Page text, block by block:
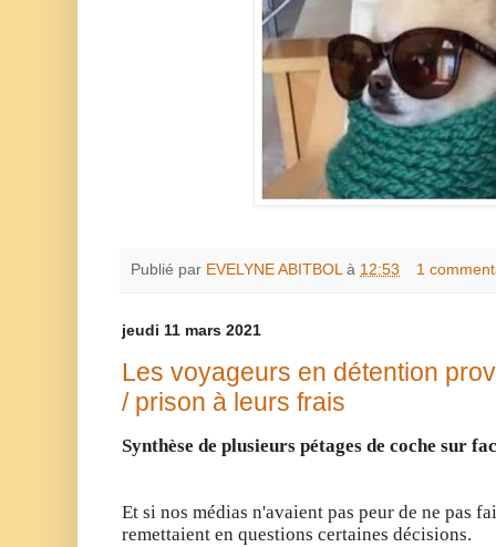
Publié par EVELYNE ABITBOL à 12:53 1
jeudi 11 mars 2021
Les voyageurs en détention
/ prison à leurs frais
Synthèse de plusieurs pétages de coche sur
Et si nos médias n'avaient pas peur de ne pas
remettaient en questions certaines décisions.